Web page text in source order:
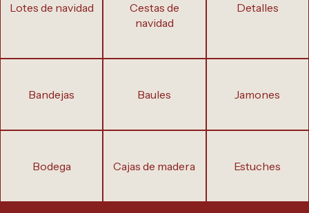
lotes de navidad
cestas de
navidad
detalles
bandejas baules jamones
bodega cajas de madera estuches